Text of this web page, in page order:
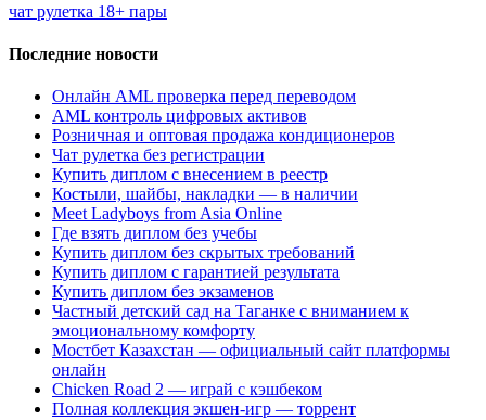
чат рулетка 18+ пары
Последние новости
Онлайн AML проверка перед переводом
AML контроль цифровых активов
Розничная и оптовая продажа кондиционеров
Чат рулетка без регистрации
Купить диплом с внесением в реестр
Костыли, шайбы, накладки — в наличии
Meet Ladyboys from Asia Online
Где взять диплом без учебы
Купить диплом без скрытых требований
Купить диплом с гарантией результата
Купить диплом без экзаменов
Частный детский сад на Таганке с вниманием к
эмоциональному комфорту
Мостбет Казахстан — официальный сайт платформы
онлайн
Chicken Road 2 — играй с кэшбеком
Полная коллекция экшен-игр — торрент